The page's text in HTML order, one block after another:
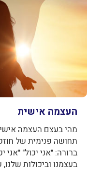
העצמה אישית
מהי בעצם העצמה
תחושה פנימית של
ברורה: "אני יכול"
בעצמנו וביכולות